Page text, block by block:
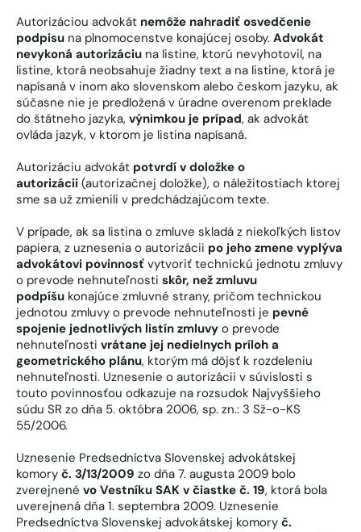
Autorizáciou advokát nemôže nahradiť osvedčenie
podpisu na plnomocenstve konajúcej osoby. Advokát
nevykoná autorizáciu na listine, ktorú nevyhotovil, na
listine, ktorá neobsahuje žiadny text a na listine, ktorá je
napísaná v inom ako slovenskom alebo českom jazyku, ak
súčasne nie je predložená v úradne overenom preklade
do štátneho jazyka, výnimkou je prípad, ak advokát
ovláda jazyk, v ktorom je listina napísaná.
Autorizáciu advokát potvrdí v doložke o
autorizácii (autorizačnej doložke), o náležitostiach ktorej
sme sa už zmienili v predchádzajúcom texte.
V prípade, ak sa listina o zmluve skladá z niekoľkých listov
papiera, z uznesenia o autorizácii po jeho zmene vyplýva
advokátovi povinnosť vytvoriť technickú jednotu zmluvy
o prevode nehnuteľnosti skôr, než zmluvu
podpíšu konajúce zmluvné strany, pričom technickou
jednotou zmluvy o prevode nehnuteľnosti je pevné
spojenie jednotlivých listín zmluvy o prevode
nehnuteľnosti vrátane jej nedielnych príloh a
geometrického plánu, ktorým má dôjsť k rozdeleniu
nehnuteľnosti. Uznesenie o autorizácii v súvislosti s
touto povinnosťou odkazuje na rozsudok Najvyššieho
súdu SR zo dňa 5. októbra 2006, sp. zn.: 3 Sž-o-KS
55/2006.
Uznesenie Predsedníctva Slovenskej advokátskej
komory č. 3/13/2009 zo dňa 7. augusta 2009 bolo
zverejnené vo Vestníku SAK v čiastke č. 19, ktorá bola
uverejnená dňa 1. septembra 2009. Uznesenie
Predsedníctva Slovenskej advokátskej komory č.